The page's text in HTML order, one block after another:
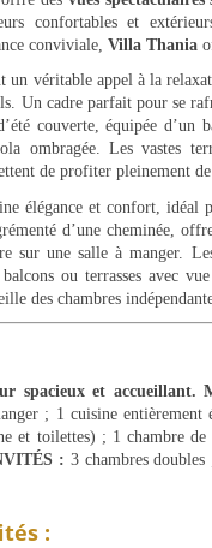
confortables et
conviviale, Villa Thania
un véritable appel à la
Un cadre parfait pour se
couverte, équipée d’un
ombragée. Les vastes
de profiter pleinement
élégance et confort, idéal
d’une cheminée,
sur une salle à manger.
ou terrasses avec
des chambres
spacieux et accueillant.
; 1 cuisine entièrement
et toilettes) ; 1 chambre
: 3 chambres
: